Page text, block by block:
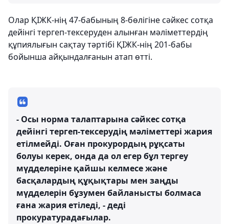
Олар ҚІЖК-нің 47-бабының 8-бөлігіне сәйкес сотқа
дейінгі тергеп-тексеруден алынған мәліметтердің
құпиялығын сақтау тәртібі ҚІЖК-нің 201-бабы
бойынша айқындалғанын атап өтті.
- Осы норма талаптарына сәйкес сотқа
дейінгі тергеп-тексерудің мәліметтері жария
етілмейді. Оған прокурордың рұқсаты
болуы керек, онда да ол егер бұл тергеу
мүдделеріне қайшы келмесе және
басқалардың құқықтары мен заңды
мүдделерін бұзумен байланысты болмаса
ғана жария етіледі, - деді
прокуратурадағылар.